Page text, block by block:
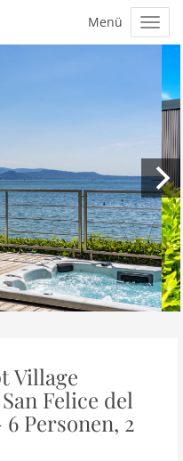
Village
Felice del
Personen, 2